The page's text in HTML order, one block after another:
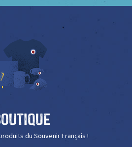
du Souvenir Français !